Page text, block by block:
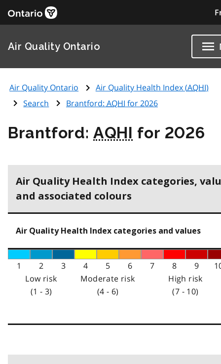
Air Quality Ontario
Air Quality Ontario Air Quality Health Index (AQHI)
Search
Brantford: AQHI for 2026
Brantford:AQHI for 2026
Air Quality Health Index categories,
and associated colours
Air Quality Health Index categories and values
1 2 3 4 5 6 7 8 9
Low risk
(1 - 3)
Moderate risk
(4 - 6)
High risk
(7 - 10)